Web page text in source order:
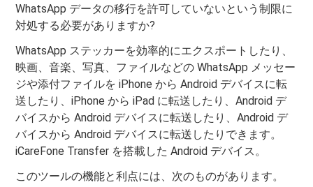
WhatsApp データの移行を許可していないという制限に
対処する必要がありますか?
WhatsApp ステッカーを効率的にエクスポートしたり、
映画、音楽、写真、ファイルなどの WhatsApp メッセー
ジや添付ファイルを iPhone から Android デバイスに転
送したり、iPhone から iPad に転送したり、Android デ
バイスから Android デバイスに転送したり、Android デ
バイスから Android デバイスに転送したりできます。
iCareFone Transfer を搭載した Android デバイス。
このツールの機能と利点には、次のものがあります。